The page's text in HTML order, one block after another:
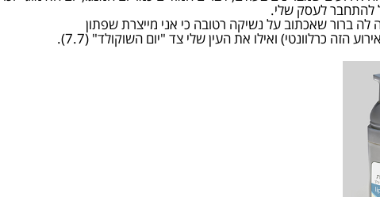
להתחבר לעסק שלי.
הזה כרלוונטי) ואילו את העין שלי צד "יום השוקולד" (7.7).